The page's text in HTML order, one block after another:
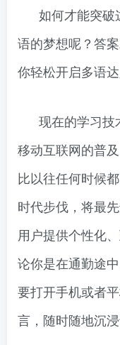
如何才能突破
语的梦想呢？答
你轻松开启多语达
现在的学习技
移动互联网的普
比以往任何时候
时代步伐，将最
用户提供个性化
论你是在通勤途
要打开手机或者
言，随时随地沉